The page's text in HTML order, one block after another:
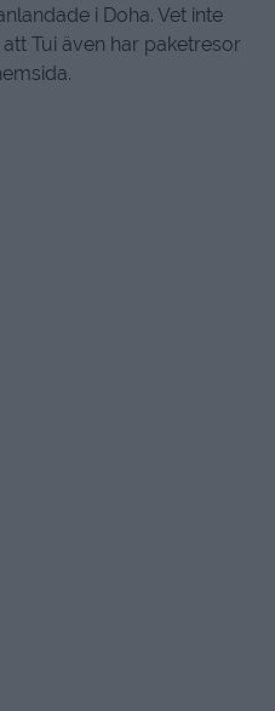
i Doha. Vet inte
Tui även har paketresor